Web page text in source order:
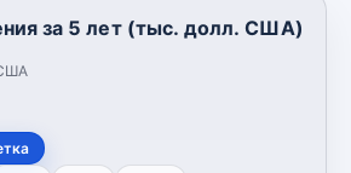
за 5 лет (тыс. долл. США)